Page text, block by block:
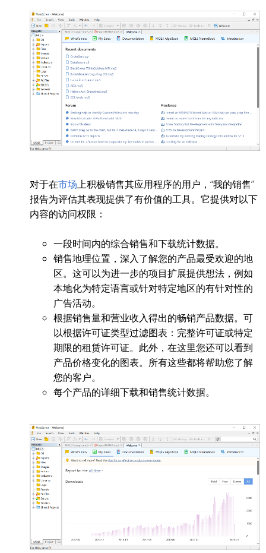
对于在市场上积极销售其应用程序的用户，“我的销售”
报告为评估其表现提供了有价值的工具。它提供对以下
内容的访问权限：
一段时间内的综合销售和下载统计数据。
销售地理位置，深入了解您的产品最受欢迎的地
区。这可以为进一步的项目扩展提供想法，例如
本地化为特定语言或针对特定地区的有针对性的
广告活动。
根据销售量和营业收入得出的畅销产品数据。可
以根据许可证类型过滤图表：完整许可证或特定
期限的租赁许可证。此外，在这里您还可以看到
产品价格变化的图表。所有这些都将帮助您了解
您的客户。
每个产品的详细下载和销售统计数据。